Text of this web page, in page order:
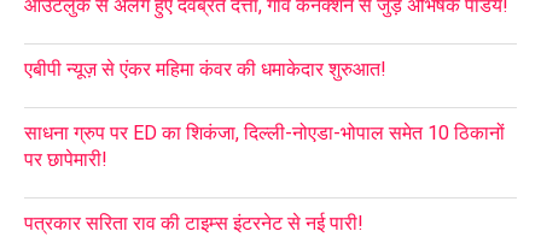
आउटलुक से अलग हुए देवब्रत दत्ता, गाँव कनेक्शन से जुड़े अभिषेक पांडेय!
एबीपी न्यूज़ से एंकर महिमा कंवर की धमाकेदार शुरुआत!
साधना ग्रुप पर ED का शिकंजा, दिल्ली-नोएडा-भोपाल समेत 10 ठिकानों
पर छापेमारी!
पत्रकार सरिता राव की टाइम्स इंटरनेट से नई पारी!